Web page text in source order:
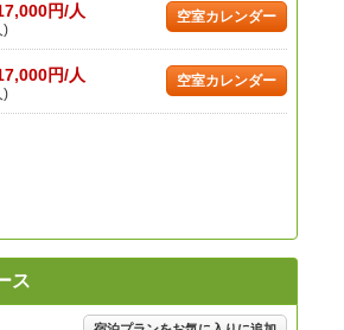
円/人
)
空室カレンダー
円/人
)
空室カレンダー
ス